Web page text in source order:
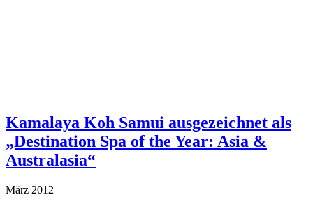
Kamalaya Koh Samui ausgezeichnet als
„Destination Spa of the Year: Asia &
Australasia“
März 2012